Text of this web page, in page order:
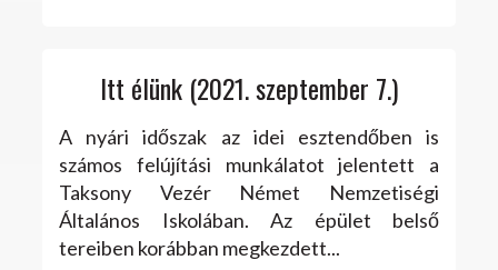
Itt élünk (2021. szeptember 7.)
A nyári időszak az idei esztendőben is
számos felújítási munkálatot jelentett a
Taksony Vezér Német Nemzetiségi
Általános Iskolában. Az épület belső
tereiben korábban megkezdett...